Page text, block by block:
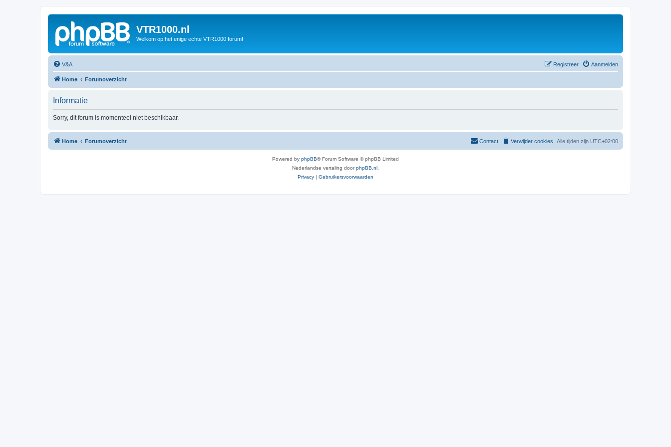
VTR1000.nl
Welkom op het enige echte VTR1000 forum!
V&A Aanmelden
Registreer
Home Forumoverzicht
Informatie
Sorry, dit forum is momenteel niet beschikbaar.
Home Forumoverzicht Alle tijden zijn UTC+02:00
Verwijder cookies
Contact
Powered by phpBB® Forum Software © phpBB Limited
Nederlandse vertaling doorphpBB.nl
Privacy | Gebruikersvoorwaarden